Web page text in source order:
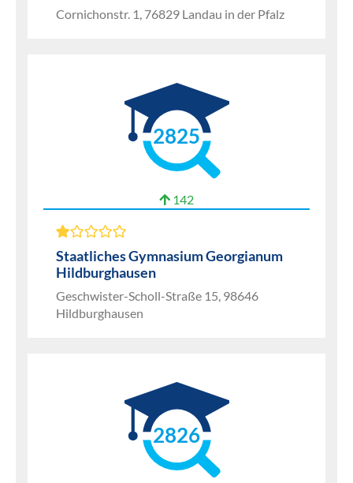
Cornichonstr. 1, 76829 Landau in der Pfalz
2825
142
Staatliches Gymnasium Georgianum
Hildburghausen
Geschwister-Scholl-Straße 15, 98646
Hildburghausen
2826